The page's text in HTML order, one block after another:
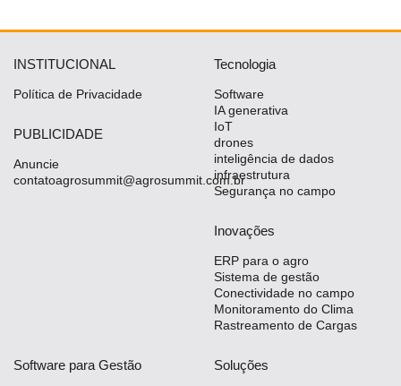
INSTITUCIONAL
Política de Privacidade
PUBLICIDADE
Anuncie
contatoagrosummit@agrosummit.com.br
Tecnologia
Software
IA generativa
IoT
drones
inteligência de dados
infraestrutura
Segurança no campo
Inovações
ERP para o agro
Sistema de gestão
Conectividade no campo
Monitoramento do Clima
Rastreamento de Cargas
Software para Gestão Soluções